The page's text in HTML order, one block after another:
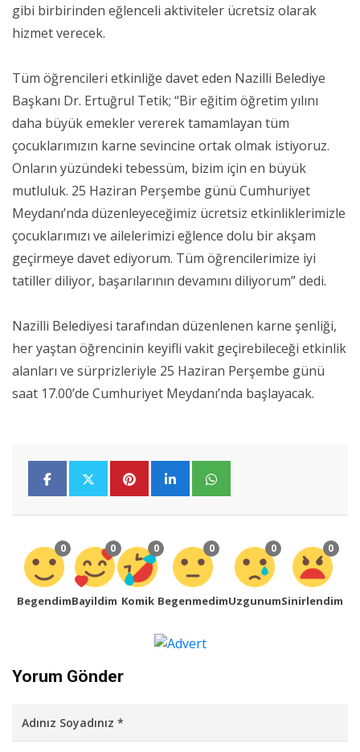
gibi birbirinden eğlenceli aktiviteler ücretsiz olarak
hizmet verecek.
Tüm öğrencileri etkinliğe davet eden Nazilli Belediye
Başkanı Dr. Ertuğrul Tetik; “Bir eğitim öğretim yılını
daha büyük emekler vererek tamamlayan tüm
çocuklarımızın karne sevincine ortak olmak istiyoruz.
Onların yüzündeki tebessüm, bizim için en büyük
mutluluk. 25 Haziran Perşembe günü Cumhuriyet
Meydanı’nda düzenleyeceğimiz ücretsiz etkinliklerimizle
çocuklarımızı ve ailelerimizi eğlence dolu bir akşam
geçirmeye davet ediyorum. Tüm öğrencilerimize iyi
tatiller diliyor, başarılarının devamını diliyorum” dedi.
Nazilli Belediyesi tarafından düzenlenen karne şenliği,
her yaştan öğrencinin keyifli vakit geçirebileceği etkinlik
alanları ve sürprizleriyle 25 Haziran Perşembe günü
saat 17.00’de Cumhuriyet Meydanı’nda başlayacak.
0
Begendim
0
Bayildim
0
Komik
0
Begenmedim
0
Uzgunum
0
Sinirlendim
Yorum Gönder